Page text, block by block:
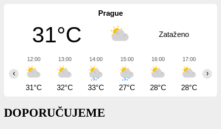
Prague
31°C Zataženo
12:00
31°C
13:00
32°C
14:00
33°C
15:00
27°C
16:00
28°C
17:00
28°C
‹ ›
DOPORUČUJEME